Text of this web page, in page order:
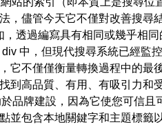
，儘管今天它不僅對改善搜尋
，透過編寫具有相同或幾乎相
中，但現代搜尋系統已經監
它不僅僅衡量轉換過程中的最
到高品質、有用、有吸引力和
品牌建設，因為它使您可信且
並包含本地關鍵字和主題標籤